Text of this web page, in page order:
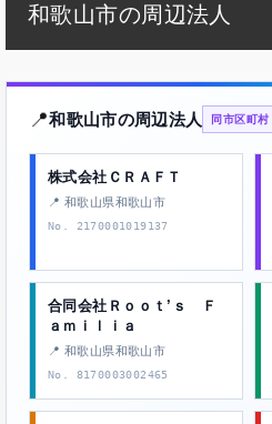
和歌山市の周辺法人
📍和歌山市の周辺法人 同市区町村
株式会社ＣＲＡＦＴ
📍 和歌山県和歌山市
No. 2170001019137
合同会社Ｒｏｏｔ’ｓ Ｆ
ａｍｉｌｉａ
📍 和歌山県和歌山市
No. 8170003002465